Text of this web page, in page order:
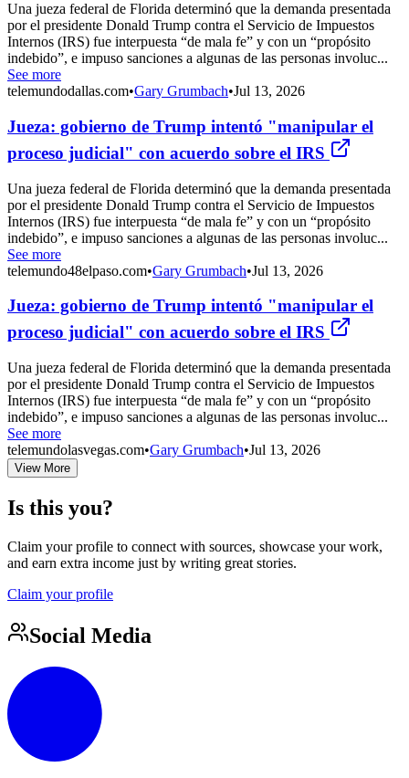
Una jueza federal de Florida determinó que la demanda presentada
por el presidente Donald Trump contra el Servicio de Impuestos
Internos (IRS) fue interpuesta “de mala fe” y con un “propósito
indebido”, e impuso sanciones a algunas de las personas involuc...
See more
telemundodallas.com•Gary Grumbach•Jul 13, 2026
Jueza: gobierno de Trump intentó "manipular el
proceso judicial" con acuerdo sobre el IRS
Una jueza federal de Florida determinó que la demanda presentada
por el presidente Donald Trump contra el Servicio de Impuestos
Internos (IRS) fue interpuesta “de mala fe” y con un “propósito
indebido”, e impuso sanciones a algunas de las personas involuc...
See more
telemundo48elpaso.com•Gary Grumbach•Jul 13, 2026
Jueza: gobierno de Trump intentó "manipular el
proceso judicial" con acuerdo sobre el IRS
Una jueza federal de Florida determinó que la demanda presentada
por el presidente Donald Trump contra el Servicio de Impuestos
Internos (IRS) fue interpuesta “de mala fe” y con un “propósito
indebido”, e impuso sanciones a algunas de las personas involuc...
See more
telemundolasvegas.com•Gary Grumbach•Jul 13, 2026
View More
Is this you?
Claim your profile to connect with sources, showcase your work,
and earn extra income just by writing great stories.
Claim your profile
Social Media